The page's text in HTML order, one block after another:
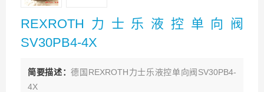
REXROTH力士乐液控单向阀
SV30PB4-4X
简要描述：德国REXROTH力士乐液控单向阀SV30PB4-
4X